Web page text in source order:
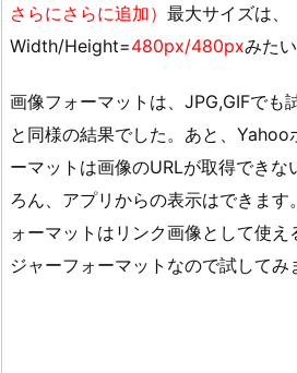
さらにさらに追加） 最大サイズは、
Width/Height=480px/480pxみたい
画像フォーマットは、JPG,GIFでも
と同様の結果でした。あと、Yahoo
ーマットは画像のURLが取得できな
ろん、アプリからの表示はできます
ォーマットはリンク画像として使え
ジャーフォーマットなので試してみ